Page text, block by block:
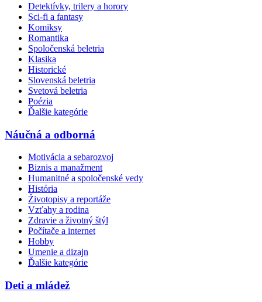
Detektívky, trilery a horory
Sci-fi a fantasy
Komiksy
Romantika
Spoločenská beletria
Klasika
Historické
Slovenská beletria
Svetová beletria
Poézia
Ďalšie kategórie
Náučná a odborná
Motivácia a sebarozvoj
Biznis a manažment
Humanitné a spoločenské vedy
História
Životopisy a reportáže
Vzťahy a rodina
Zdravie a životný štýl
Počítače a internet
Hobby
Umenie a dizajn
Ďalšie kategórie
Deti a mládež